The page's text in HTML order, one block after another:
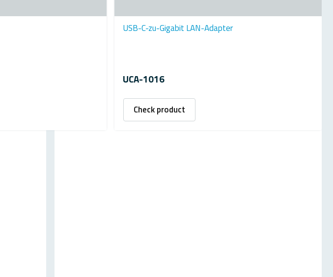
USB-C-zu-Gigabit LAN-Adapter
UCA-1016
Check product